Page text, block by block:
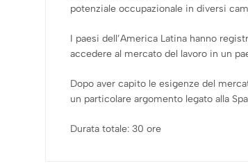
potenziale occupazionale in diversi
I paesi dell’America Latina hanno
accedere al mercato del lavoro in un
Dopo aver capito le esigenze del
un particolare argomento legato alla
Durata totale: 30 ore